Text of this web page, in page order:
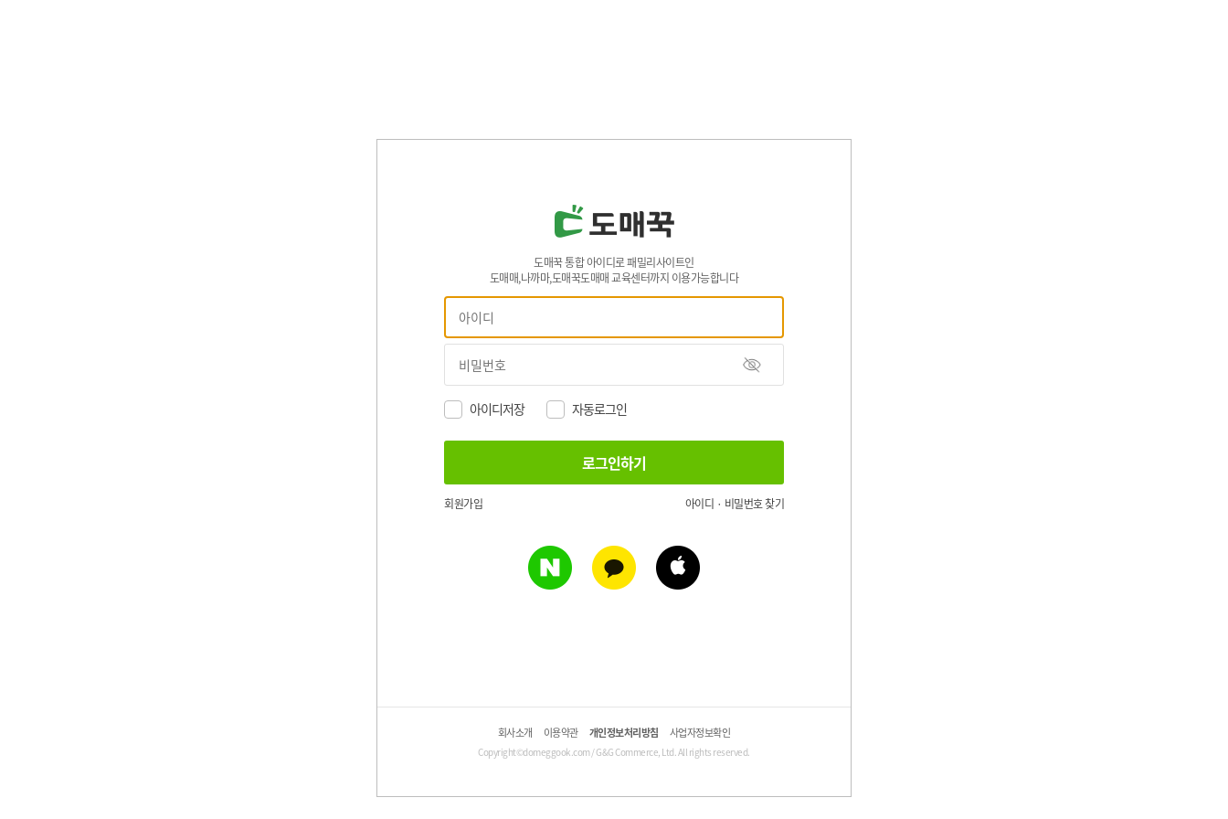
도매꾹 통합 아이디로 패밀리사이트인
도매매,나까마,도매꾹도매매 교육센터까지 이용가능합니다
아이디저장 자동로그인
회원가입 아이디 · 비밀번호 찾기
회사소개 이용약관 개인정보처리방침 사업자정보확인
Copyright©domeggook.com / G&G Commerce, Ltd. All rights reserved.